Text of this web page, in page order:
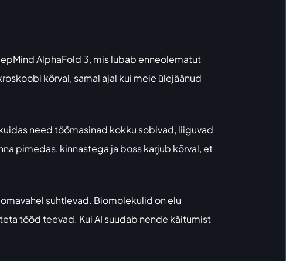
AlphaFold 3, mis lubab enneolematut
kõrval, samal ajal kui meie ülejäänud
need töömasinad kokku sobivad, liiguvad
pimedas, kinnastega ja boss karjub kõrval, et
suhtlevad. Biomolekulid on elu
tööd teevad. Kui AI suudab nende käitumist